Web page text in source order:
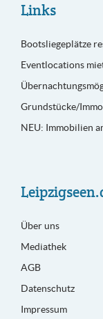
Links
Bootsliegeplätze
Eventlocations
Grundstücke/
NEU: Immobilien
Über uns
Mediathek
AGB
Datenschutz
Impressum